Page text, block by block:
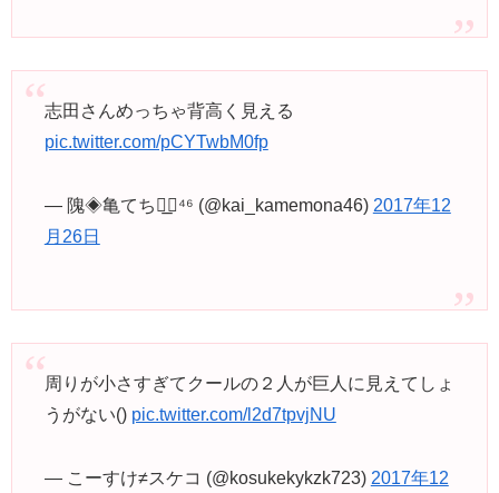
志田さんめっちゃ背高く見える
pic.twitter.com/pCYTwbM0fp
— 隗◈亀てち◢͟￨⁴⁶ (@kai_kamemona46) 2017年12
月26日
周りが小さすぎてクールの２人が巨人に見えてしょ
うがない() pic.twitter.com/l2d7tpvjNU
— こーすけ≠スケコ (@kosukekykzk723) 2017年12